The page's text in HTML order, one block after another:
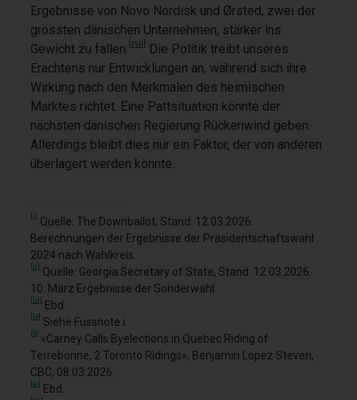
Ergebnisse von Novo Nordisk und Ørsted, zwei der
grössten dänischen Unternehmen, stärker ins
Gewicht zu fallen. [xvii] Die Politik treibt unseres
Erachtens nur Entwicklungen an, während sich ihre
Wirkung nach den Merkmalen des heimischen
Marktes richtet. Eine Pattsituation könnte der
nächsten dänischen Regierung Rückenwind geben.
Allerdings bleibt dies nur ein Faktor, der von anderen
überlagert werden könnte.
[i]Quelle: The Downballot, Stand: 12.03.2026.
Berechnungen der Ergebnisse der Präsidentschaftswahl
2024 nach Wahlkreis.
[ii]Quelle: Georgia Secretary of State, Stand: 12.03.2026.
10. März Ergebnisse der Sonderwahl.
[iii]Ebd.
[iv]Siehe Fussnote i.
[v]«Carney Calls Byelections in Quebec Riding of
Terrebonne, 2 Toronto Ridings», Benjamin Lopez Steven,
CBC, 08.03.2026.
[vi]Ebd.